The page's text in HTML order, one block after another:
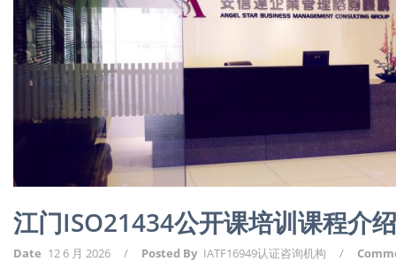
江门ISO21434公开课培训课程介
Date 12 6 月 2026 / Posted By IATF16949认证咨询机构 /